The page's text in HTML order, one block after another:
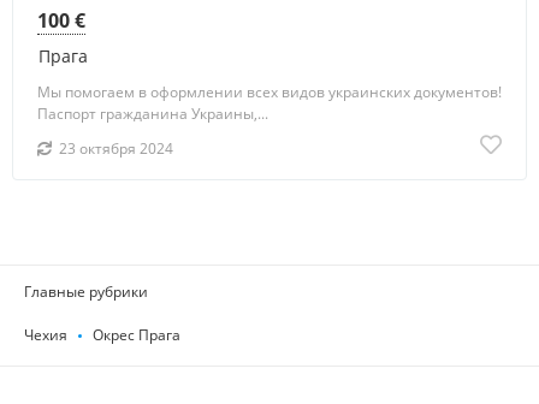
Прага
100 €
Мы помогаем в оформлении всех видов украинских документов!
Паспорт гражданина Украины,...
23 октября 2024
Главные рубрики
Чехия Окрес Прага